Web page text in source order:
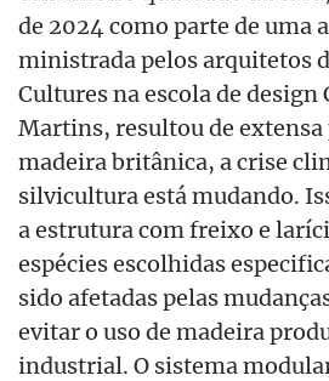
de 2024 como parte de uma
ministrada pelos arquitetos
Cultures na escola de design
Martins, resultou de extensa
madeira britânica, a crise
silvicultura está mudando.
a estrutura com freixo e
espécies escolhidas
sido afetadas pelas
evitar o uso de madeira
industrial. O sistema